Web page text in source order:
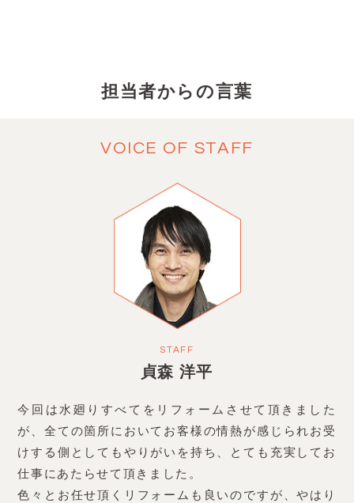
担当者からの言葉
VOICE OF STAFF
STAFF
貞森 洋平
今回は水廻りすべてをリフォームさせて頂きました
が、全ての箇所においてお客様の情熱が感じられお受
けする側としてもやりがいを持ち、とても充実してお
仕事にあたらせて頂きました。
色々とお任せ頂くリフォームも良いのですが、やはり